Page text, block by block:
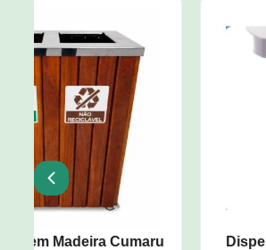
Dispenser para Copos de